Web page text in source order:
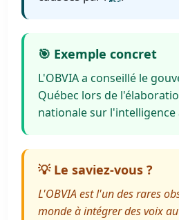
🎯 Exemple concret
L'OBVIA a conseillé le
Québec lors de
nationale sur l'intelligence
💡 Le saviez-vous ?
L'OBVIA est l'un des rares
monde à intégrer des voix